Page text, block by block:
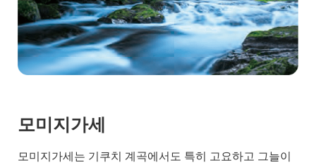
모미지가세
모미지가세는 기쿠치 계곡에서도 특히 고요하고 그늘이